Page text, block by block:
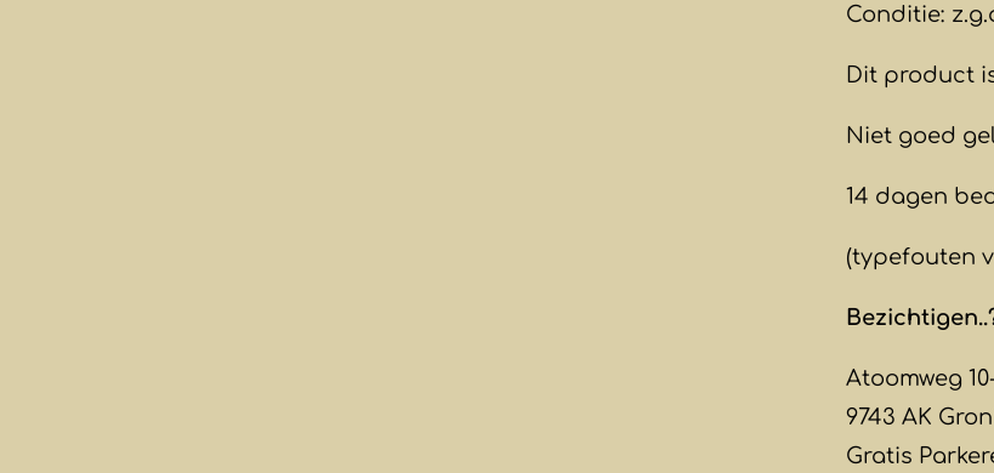
Conditie:
Dit product
Niet goed
14 dagen
(typefouten
Atoomweg
9743 AK
Gratis